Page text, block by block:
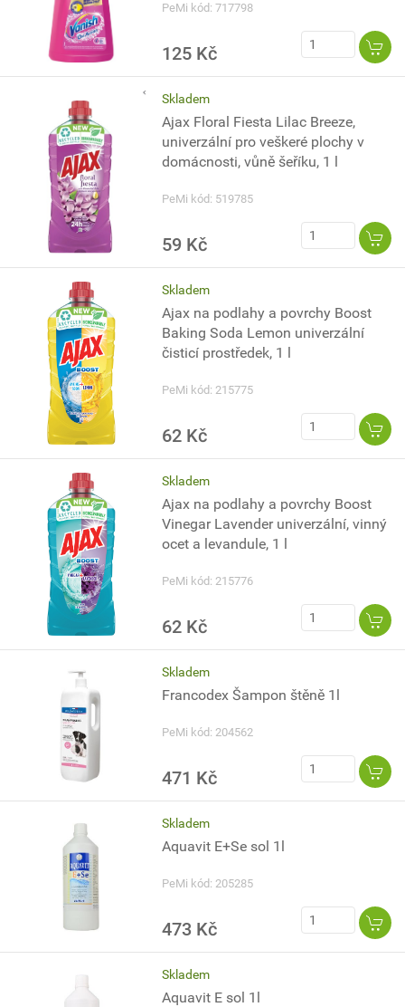
PeMi kód: 717798
125 Kč
Skladem
Ajax Floral Fiesta Lilac Breeze,
univerzální pro veškeré plochy v
domácnosti, vůně šeříku, 1 l
PeMi kód: 519785
59 Kč
Skladem
Ajax na podlahy a povrchy Boost
Baking Soda Lemon univerzální
čisticí prostředek, 1 l
PeMi kód: 215775
62 Kč
Skladem
Ajax na podlahy a povrchy Boost
Vinegar Lavender univerzální, vinný
ocet a levandule, 1 l
PeMi kód: 215776
62 Kč
Skladem
Francodex Šampon štěně 1l
PeMi kód: 204562
471 Kč
Skladem
Aquavit E+Se sol 1l
PeMi kód: 205285
473 Kč
Skladem
Aquavit E sol 1l